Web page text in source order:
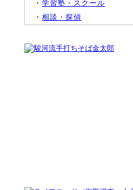
・ 学習塾・スクール
・ 相談・探偵